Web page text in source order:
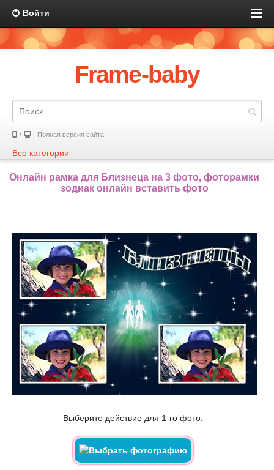
Войти
Frame-baby
Полная версия сайта
Все категории
Онлайн рамка для Близнеца на 3 фото, фоторамки
зодиак онлайн вставить фото
Выберите действие для 1-го фото: